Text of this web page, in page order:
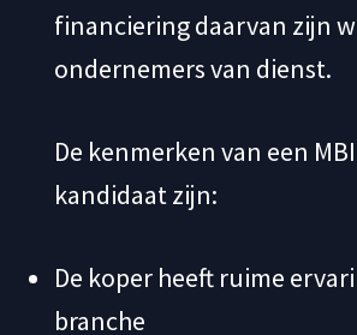
financiering daarvan zijn
ondernemers van dienst.
De kenmerken van een
kandidaat zijn:
De koper heeft ruime
branche